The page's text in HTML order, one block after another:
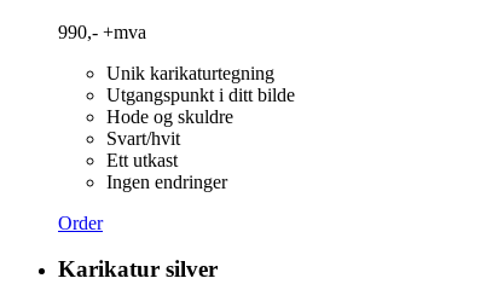
990,- +mva
Unik karikaturtegning
Utgangspunkt i ditt bilde
Hode og skuldre
Svart/hvit
Ett utkast
Ingen endringer
Order
Karikatur silver